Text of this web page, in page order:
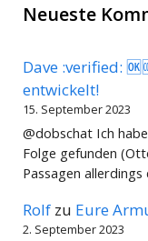
Neueste
Dave :verified:
entwickelt!
15. September 2023
@dobschat Ich
Folge gefunden
Passagen
Rolf zu Eure
2. September 2023